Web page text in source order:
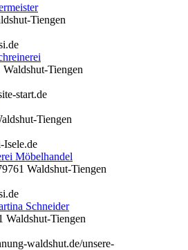
Tiengen
Tiengen
start.de
Tiengen
Isele.de
Möbelhandel
Waldshut-Tiengen
Schneider
Waldshut-Tiengen
waldshut.de/unsere-